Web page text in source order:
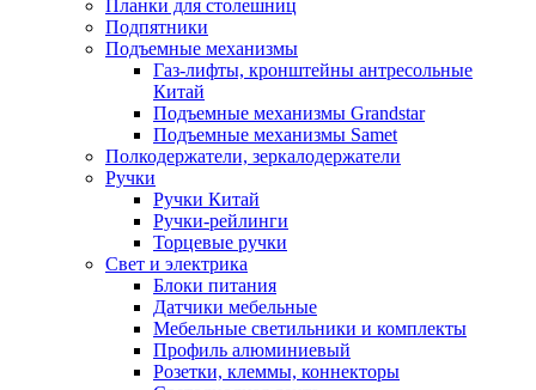
Планки для столешниц
Подпятники
Подъемные механизмы
Газ-лифты, кронштейны антресольные
Китай
Подъемные механизмы Grandstar
Подъемные механизмы Samet
Полкодержатели, зеркалодержатели
Ручки
Ручки Китай
Ручки-рейлинги
Торцевые ручки
Свет и электрика
Блоки питания
Датчики мебельные
Мебельные светильники и комплекты
Профиль алюминиевый
Розетки, клеммы, коннекторы